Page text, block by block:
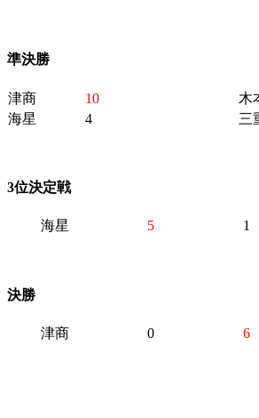
準決勝
津商 10 木
海星
4 三
3位決定戦
海星 5 1
決勝
津商 0 6